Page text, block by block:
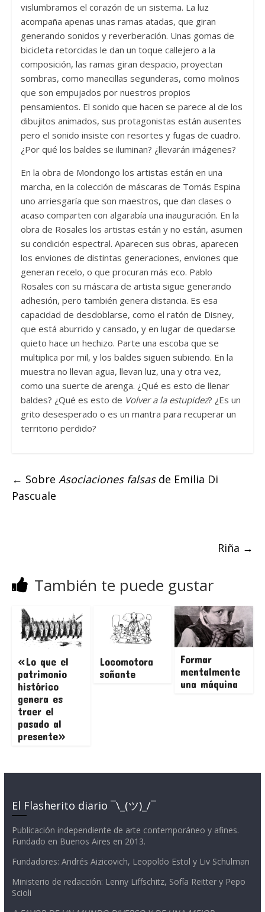
vislumbramos el corazón de un sistema. La luz
acompaña apenas unas ramas atadas, que giran
generando sonidos y reverberación. Unas gomas de
bicicleta retorcidas le dan un toque callejero a la
composición, las ramas giran despacio, proyectan
sombras, como manecillas segunderas, como molinos
que son empujados por nuestros propios
pensamientos. El sonido que hacen se parece al de los
dibujitos animados, sus protagonistas están ausentes
pero el sonido insiste con resortes y fugas de cuadro.
¿Por qué los baldes se iluminan? ¿llevarán imágenes?
En la obra de Mondongo los artistas están en una
marcha, en la colección de máscaras de Tomás Espina
uno arriesgaría que son maestros, que dan clases o
acaso comparten con algarabía una inauguración. En la
obra de Rosales los artistas están y no están, asumen
su condición espectral. Aparecen sus obras, aparecen
los enviones de distintas generaciones, enviones que
generan recelo, o que procuran más eco. Pablo
Rosales con su máscara de artista sigue generando
adhesión, pero también genera distancia. Es esa
capacidad de desdoblarse, como el ratón de Disney,
que está aburrido y cansado, y en lugar de quedarse
quieto hace un hechizo. Parte una escoba que se
multiplica por mil, y los baldes siguen subiendo. En la
muestra no llevan agua, llevan luz, una y otra vez,
como una suerte de arenga. ¿Qué es esto de llenar
baldes? ¿Qué es esto de Volver a la estupidez? ¿Es un
grito desesperado o es un mantra para recuperar un
territorio perdido?
← Sobre Asociaciones falsasde Emilia Di
Pascuale
Riña →
También te puede gustar
«Lo que el
patrimonio
histórico
genera es
traer el
pasado al
presente»
Locomotora
soñante
Formar
mentalmente
una máquina
El Flasherito diario ¯\_(ツ)_/¯
Publicación independiente de arte contemporáneo y afines.
Fundado en Buenos Aires en 2013.
Fundadores: Andrés Aizicovich, Leopoldo Estol y Liv Schulman
Ministerio de redacción: Lenny Liffschitz, Sofía Reitter y Pepo
Scioli